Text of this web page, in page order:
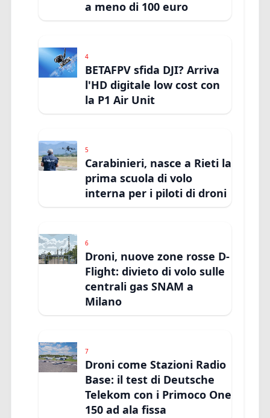
a meno di 100 euro
4
BETAFPV sfida DJI? Arriva
l'HD digitale low cost con
la P1 Air Unit
5
Carabinieri, nasce a Rieti la
prima scuola di volo
interna per i piloti di droni
6
Droni, nuove zone rosse D-
Flight: divieto di volo sulle
centrali gas SNAM a
Milano
7
Droni come Stazioni Radio
Base: il test di Deutsche
Telekom con i Primoco One
150 ad ala fissa